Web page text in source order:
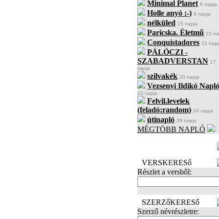
Minimal Planet 8 napja
Holle anyó :-) 8 napja
nélküled 15 napja
Paricska. Életmű 15
Conquistadores 15
PÁLÓCZI -
SZABADVERSTAN 17
napja
szilvakék 20 napja
Vezsenyi Ildikó
23 napja
Felvil.levelek
(feladó:random) 24 napja
útinapló 29 napja
MÉGTÖBB NAPLÓ
VERSKERESő
Részlet a versből:
SZERZőKERESő
Szerző névrészletre: